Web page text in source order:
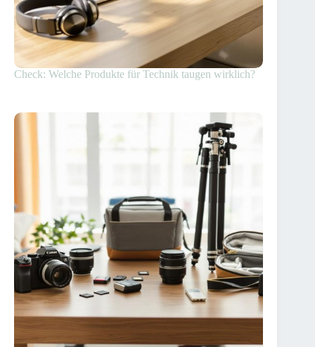
Check: Welche Produkte für Technik taugen wirklich?